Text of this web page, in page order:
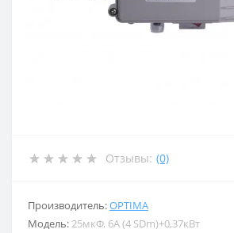
Отзывы: (0)
Производитель:OPTIMA
Модель: 25мкФ, 6А (4 SDm)+0,37кВт